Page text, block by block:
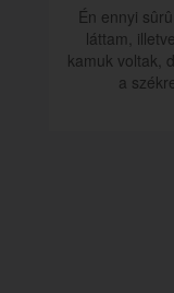
Én ennyi
láttam,
kamuk voltak,
a